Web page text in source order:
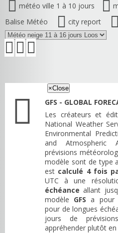
météo ville 1 à 10 jours
Balise Météo
city report
×Close
GFS - GLOBAL
Les créateurs et
National Weather
Environmental
and Atmospheric
prévisions
modèle sont de type
est calculé 4 fois
UTC à une
échéance allant
modèle GFS a pour
pour de longues
jours de
appréhender plutôt